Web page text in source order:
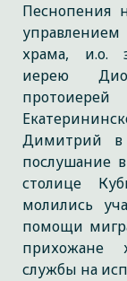
Песнопения
управлением
храма, и.о.
иерею
Димитрий в
послушание
столице
молились
помощи
прихожане
службы на